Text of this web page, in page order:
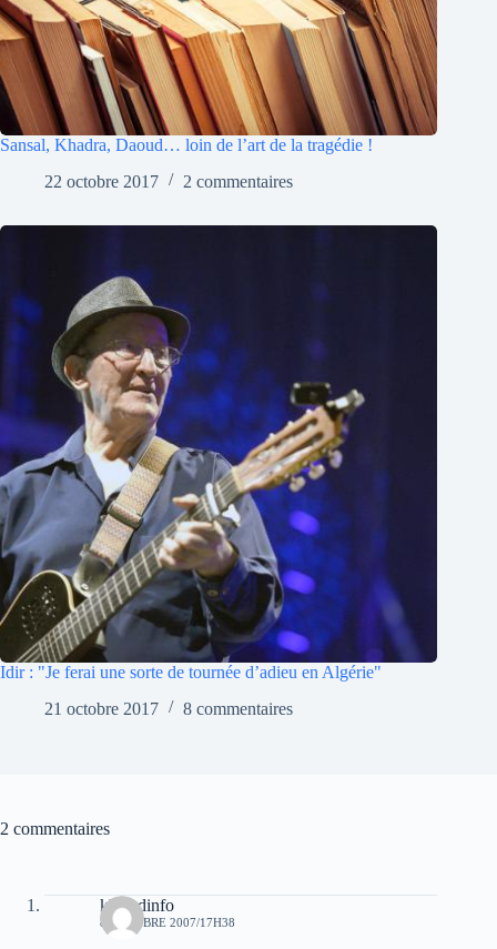
Sansal, Khadra, Daoud… loin de l’art de la tragédie !
22 octobre 2017
2 commentaires
Idir : "Je ferai une sorte de tournée d’adieu en Algérie"
21 octobre 2017
8 commentaires
2 commentaires
khaledinfo
8 OCTOBRE 2007/17H38